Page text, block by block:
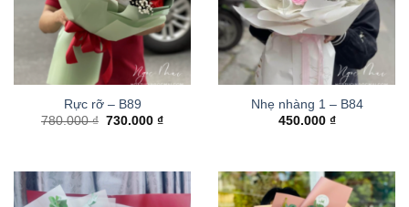
Rực rỡ – B89
780.000₫ Giá
730.000₫Giá
Nhẹ nhàng 1 – B84
450.000 ₫